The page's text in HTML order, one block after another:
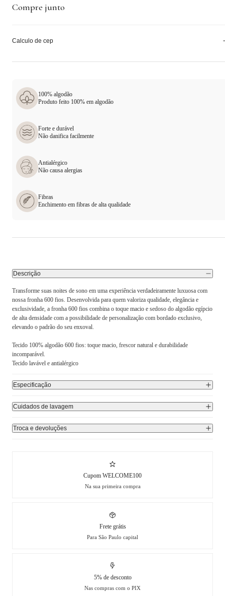
Compre junto
Calculo de cep
100% algodão
Produto feito 100% em algodão
Forte e durável
Não danifica facilmente
Antialérgico
Não causa alergias
Fibras
Enchimento em fibras de alta qualidade
Descrição
Transforme suas noites de sono em uma experiência verdadeiramente luxuosa com
nossa fronha 600 fios. Desenvolvida para quem valoriza qualidade, elegância e
exclusividade, a fronha 600 fios combina o toque macio e sedoso do algodão egípcio
de alta densidade com a possibilidade de personalização com bordado exclusivo,
elevando o padrão do seu enxoval.
Tecido 100% algodão 600 fios: toque macio, frescor natural e durabilidade
incomparável.
Tecido lavável e antialérgico
Especificação
Cuidados de lavagem
Troca e devoluções
Cupom WELCOME100
Na sua primeira compra
Frete grátis
Para São Paulo capital
5% de desconto
Nas compras com o PIX